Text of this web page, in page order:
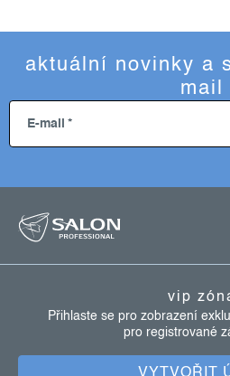
aktuální novinky a
mail
E-mail
vip
Přihlaste se pro zobrazení
pro registrované